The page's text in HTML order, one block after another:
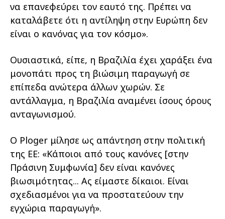
να επανεφεύρει τον εαυτό της. Πρέπει να
καταλάβετε ότι η αντίληψη στην Ευρώπη δεν
είναι ο κανόνας για τον κόσμο».
Ουσιαστικά, είπε, η Βραζιλία έχει χαράξει ένα
μονοπάτι προς τη βιώσιμη παραγωγή σε
επίπεδα ανώτερα άλλων χωρών. Σε
αντάλλαγμα, η Βραζιλία αναμένει ίσους όρους
ανταγωνισμού.
Ο Ploger μίλησε ως απάντηση στην πολιτική
της ΕΕ: «Κάποιοι από τους κανόνες [στην
Πράσινη Συμφωνία] δεν είναι κανόνες
βιωσιμότητας... Ας είμαστε δίκαιοι. Είναι
σχεδιασμένοι για να προστατεύουν την
εγχώρια παραγωγή».